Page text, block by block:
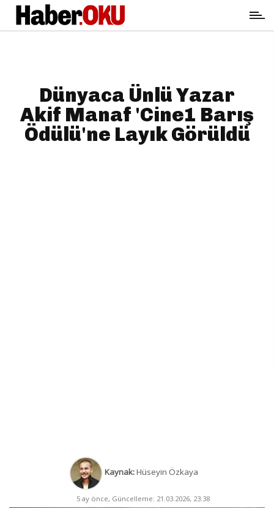
Dünyaca Ünlü Yazar
Akif Manaf 'Cine1 Barış
Ödülü'ne Layık Görüldü
Kaynak:Hüseyin Özkaya
5 ay önce, Güncelleme: 21.03.2026, 23:38